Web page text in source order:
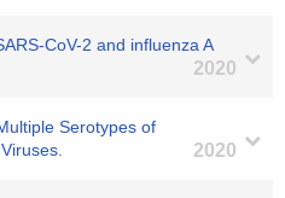
CoV-2 and influenza A
2020
Serotypes of
2020